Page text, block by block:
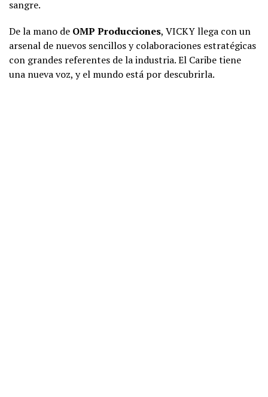
sangre.
De la mano de OMP Producciones, VICKY llega con un
arsenal de nuevos sencillos y colaboraciones estratégicas
con grandes referentes de la industria. El Caribe tiene
una nueva voz, y el mundo está por descubrirla.